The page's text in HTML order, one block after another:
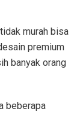
murah bisa
premium
banyak orang
beberapa